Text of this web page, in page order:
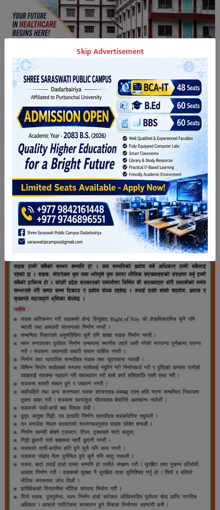
Skip Advertisement